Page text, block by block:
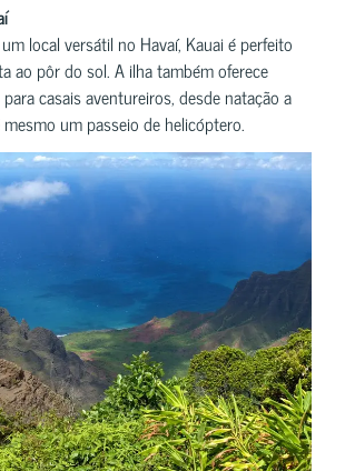
local versátil no Havaí, Kauai é perfeito
ao pôr do sol. A ilha também oferece
casais aventureiros, desde natação a
um passeio de helicóptero.